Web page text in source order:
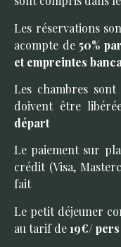
Les réservations
acompte de50%
et empreintes
Les chambres
doivent être
départ
Le paiement sur
crédit (Visa,
fait
Le petit déjeuner
au tarif de19€/